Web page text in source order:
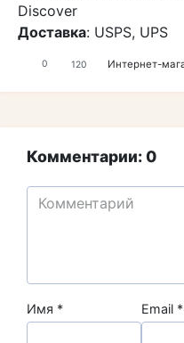
Discover
Доставка: USPS, UPS
0 120 Интернет-
Комментарии: 0
Имя * Email *